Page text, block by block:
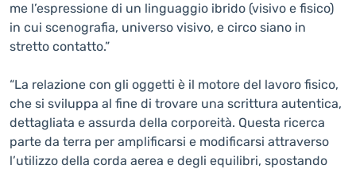
me l’espressione di un linguaggio ibrido (visivo e fisico)
in cui scenografia, universo visivo, e circo siano in
stretto contatto.”
“La relazione con gli oggetti è il motore del lavoro fisico,
che si sviluppa al fine di trovare una scrittura autentica,
dettagliata e assurda della corporeità. Questa ricerca
parte da terra per amplificarsi e modificarsi attraverso
l’utilizzo della corda aerea e degli equilibri, spostando